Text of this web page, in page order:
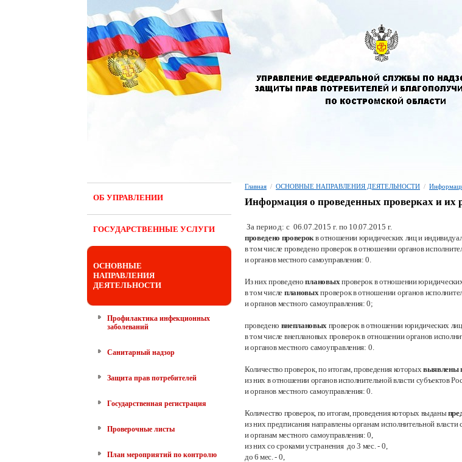
ОБ УПРАВЛЕНИИ
ГОСУДАРСТВЕННЫЕ УСЛУГИ
ОСНОВНЫЕ
НАПРАВЛЕНИЯ
ДЕЯТЕЛЬНОСТИ
Профилактика инфекционных
заболеваний
Санитарный надзор
Защита прав потребителей
Государственная регистрация
Проверочные листы
План мероприятий по контролю
Главная / ОСНОВНЫЕ НАПРАВЛЕНИЯ ДЕЯТЕЛЬНОСТИ /
Информация о проведенных проверках и их
За период: с 06.07.2015 г. по 10.07.2015 г.
проведено проверокв отношении юридических лиц и
в том числе проведено проверок в отношении органов
и органов местного самоуправления: 0.
Из них проведеноплановыхпроверок в отношении
в том числе плановыхпроверок в отношении органов
и органов местного самоуправления:0;
проведено внеплановых проверок в отношении юридических
в том числе внеплановых проверок в отношении органов
и органов местного самоуправления: 0.
Количество проверок, по итогам, проведения которыхвыявлены
из них в отношении органов исполнительной власти субъектов
и органов местного самоуправления:0.
Количество проверок, по итогам, проведения которых выданы
из них предписания направлены органам исполнительной власти
и органам местного самоуправления:0,
из них со сроками устранения до 3 мес. - 0,
до 6мес.- 0,